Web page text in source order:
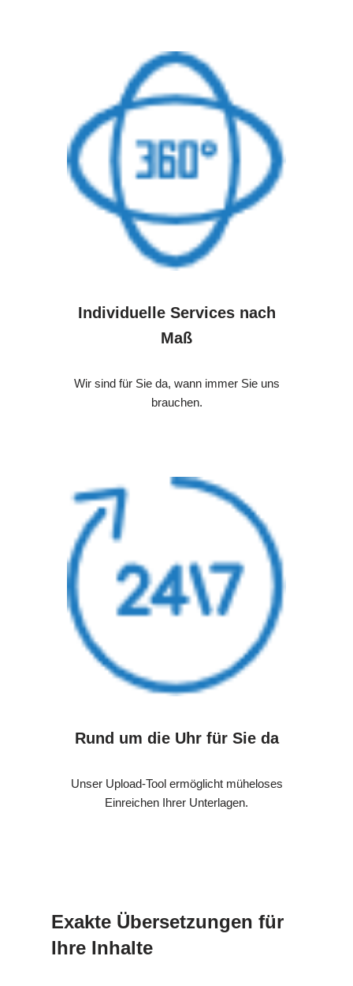
Individuelle Services nach
Maß
Wir sind für Sie da, wann immer Sie uns
brauchen.
Rund um die Uhr für Sie da
Unser Upload-Tool ermöglicht müheloses
Einreichen Ihrer Unterlagen.
Exakte Übersetzungen für
Ihre Inhalte